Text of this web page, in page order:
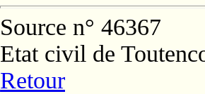
Source n° 46367
Etat civil de
Retour